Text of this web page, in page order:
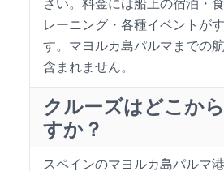
レーニング・各種イベントが
す。マヨルカ島パルマまでの
含まれません。
クルーズはどこか
すか？
スペインのマヨルカ島パルマ